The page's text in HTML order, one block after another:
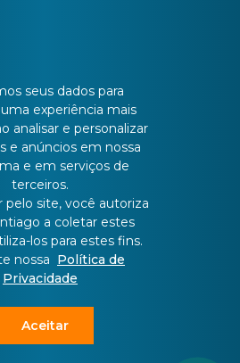
733
seus dados para
experiência mais
analisar e personalizar
e anúncios em nossa
e em serviços de
terceiros.
pelo site, você autoriza
a coletar estes
los para estes fins.
nossa Política de
Privacidade
Aceitar